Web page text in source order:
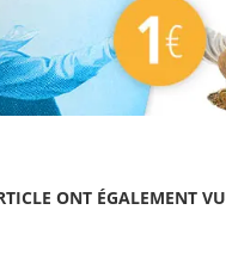
ONT ÉGALEMENT VU